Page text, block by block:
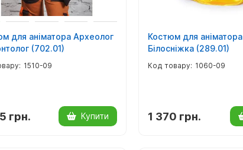
для аніматора Археолог
(702.01)
1510-09
грн. Купити
Костюм для аніматора
Білосніжка (289.01)
1060-09
1 370 грн.